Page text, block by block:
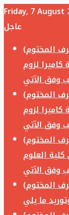
Friday, 7 August
عاجل
المختوم)
لزوم
المختوم)
لزوم
المختوم)
العلوم
المختوم)